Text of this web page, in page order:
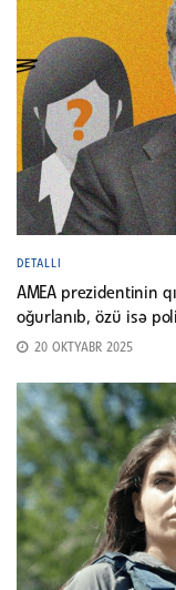
DETALLI
AMEA prezidentinin
oğurlanıb, özü isə
20 OKTYABR 2025